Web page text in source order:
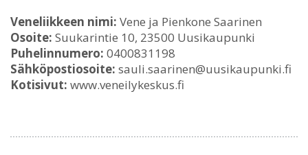
Veneliikkeen nimi: Vene ja Pienkone Saarinen
Osoite: Suukarintie 10, 23500 Uusikaupunki
Puhelinnumero: 0400831198
Sähköpostiosoite: sauli.saarinen@uusikaupunki.fi
Kotisivut: www.veneilykeskus.fi